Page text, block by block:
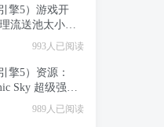
擎5）游戏开
流送池太小，
理模糊的问题
993人已阅读
擎5）资源：
Sky 超级强大
气系统
989人已阅读